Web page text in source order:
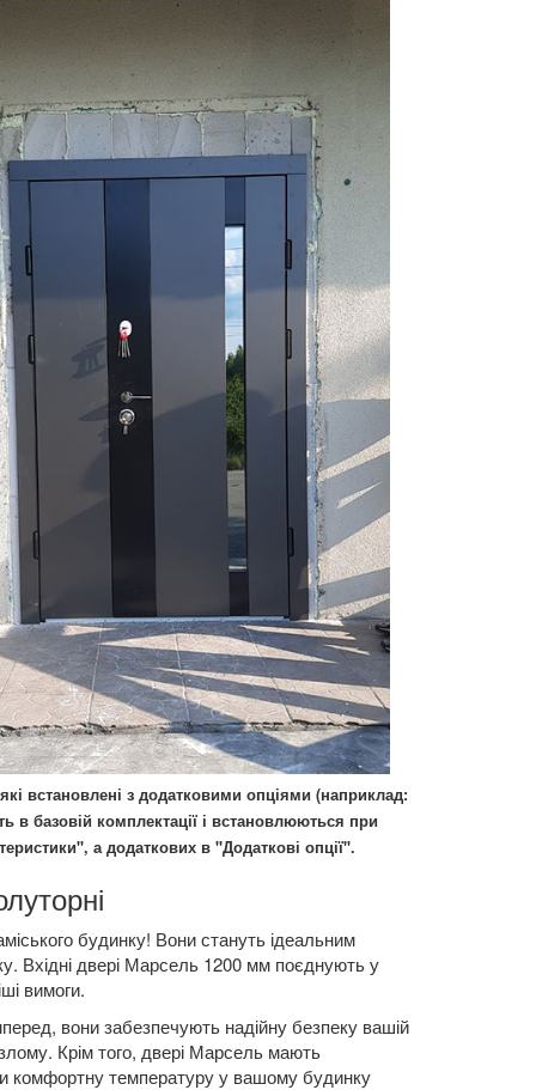
встановлені з додатковими опціями (наприклад:
в базовій комплектації і встановлюються при
а додаткових в "Додаткові опції".
будинку! Вони стануть ідеальним
Вхідні двері Марсель 1200 мм поєднують у
вимоги.
вони забезпечують надійну безпеку вашій
Крім того, двері Марсель мають
комфортну температуру у вашому будинку